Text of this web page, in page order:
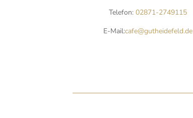
Telefon:02871-2749115
E-Mail:cafe@gutheidefeld.de